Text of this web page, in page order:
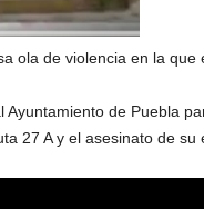
ola de violencia en la
de Puebla
27 A y el asesinato de